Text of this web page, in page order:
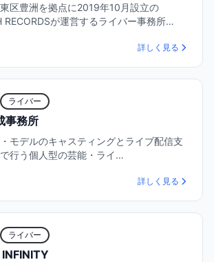
区豊洲を拠点に2019年10月設立の
RECORDSが運営するライバー事務所…
詳しく見る
ライバー
事務所
モデルのキャスティングとライブ配信支
行う個人型の芸能・ライ…
詳しく見る
ライバー